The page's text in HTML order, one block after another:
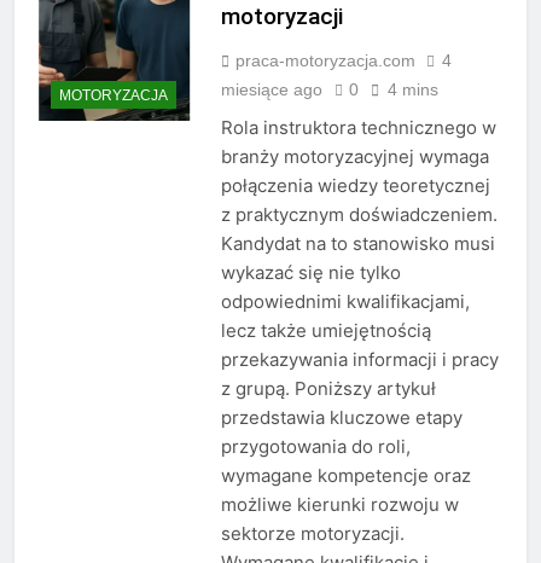
MOTORYZACJA
motoryzacji
praca-motoryzacja.com
4
miesiące ago
0 4 mins
Rola instruktora technicznego w
branży motoryzacyjnej wymaga
połączenia wiedzy teoretycznej
z praktycznym doświadczeniem.
Kandydat na to stanowisko musi
wykazać się nie tylko
odpowiednimi kwalifikacjami,
lecz także umiejętnością
przekazywania informacji i pracy
z grupą. Poniższy artykuł
przedstawia kluczowe etapy
przygotowania do roli,
wymagane kompetencje oraz
możliwe kierunki rozwoju w
sektorze motoryzacji.